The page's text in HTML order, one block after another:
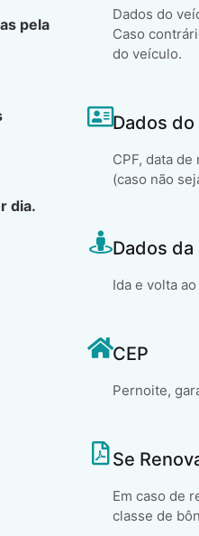
pela
dia.
Dados do
Caso
do veículo.
Dados
CPF, data
(caso não
Dados
Ida e volta
CEP
Pernoite,
Se
Em caso de
classe de